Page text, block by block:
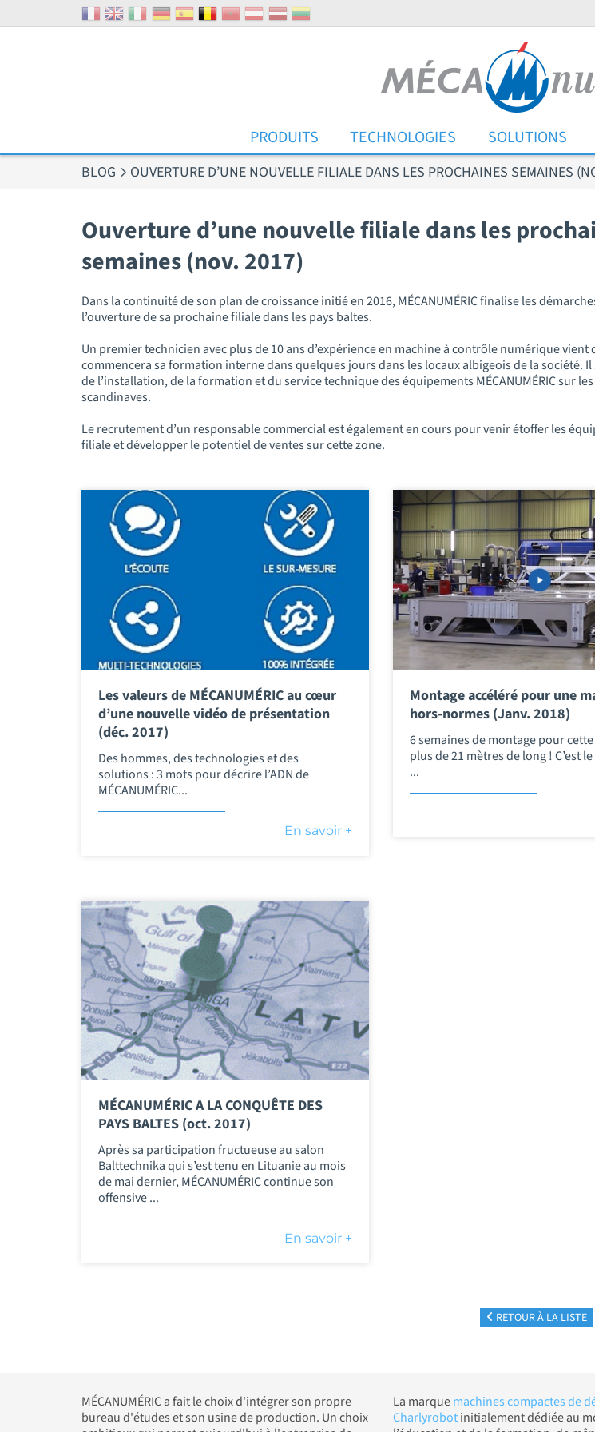
PRODUITS TECHNOLOGIES SOLUTIONS
BLOG OUVERTURE D’UNE NOUVELLE FILIALE DANS LES PROCHAINES SEMAINES
Ouverture d’une nouvelle filiale dans les
semaines (nov. 2017)
Dans la continuité de son plan de croissance initié en 2016, MÉCANUMÉRIC finalise les
l’ouverture de sa prochaine filiale dans les pays baltes.
Un premier technicien avec plus de 10 ans d’expérience en machine à contrôle numérique vient
commencera sa formation interne dans quelques jours dans les locaux albigeois de la société. Il
de l’installation, de la formation et du service technique des équipements MÉCANUMÉRIC sur
scandinaves.
Le recrutement d’un responsable commercial est également en cours pour venir étoffer les
filiale et développer le potentiel de ventes sur cette zone.
Les valeurs de MÉCANUMÉRIC au cœur
d’une nouvelle vidéo de présentation
(déc. 2017)
Des hommes, des technologies et des
solutions : 3 mots pour décrire l’ADN de
MÉCANUMÉRIC...
En savoir +
Montage accéléré pour une
hors-normes (Janv. 2018)
6 semaines de montage pour
plus de 21 mètres de long ! C’est
...
MÉCANUMÉRIC A LA CONQUÊTE DES
PAYS BALTES (oct. 2017)
Après sa participation fructueuse au salon
Balttechnika qui s’est tenu en Lituanie au mois
de mai dernier, MÉCANUMÉRIC continue son
offensive ...
En savoir +
RETOUR À LA LISTE
MÉCANUMÉRIC a fait le choix d'intégrer son propre
bureau d'études et son usine de production. Un choix
La marquemachines compactes de
Charlyrobotinitialement dédiée au
Panneau de gestion des cookies